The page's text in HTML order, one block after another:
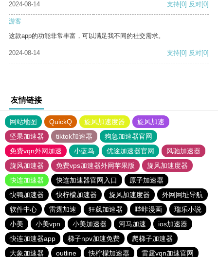
2024-08-14 支持[0] 反对[0]
游客
这款app的功能非常丰富，可以满足我不同的社交需求。
2024-08-14 支持[0] 反对[0]
友情链接
网站地图 QuickQ 旋风加速度器
旋风加速
坚果加速器
tiktok加速器
狗急加速器官网
免费vqn外网加速
小蓝鸟 优途加速器官网
风驰加速器
旋风加速器
免费vps加速器外网苹果版
旋风加速度器
快连加速器
快连加速器官网入口
原子加速器
快鸭加速器
快柠檬加速器 旋风加速度器
外网网址导航
软件中心
雷霆加速 狂飙加速器 哔咔漫画
瑞乐小说
小美
小美vpn 小美加速器 河马加速
ios加速器
快连加速器app
梯子npv加速免费
爬梯子加速器
大象加速器
outline 快柠檬加速器 雷霆vqn加速官网